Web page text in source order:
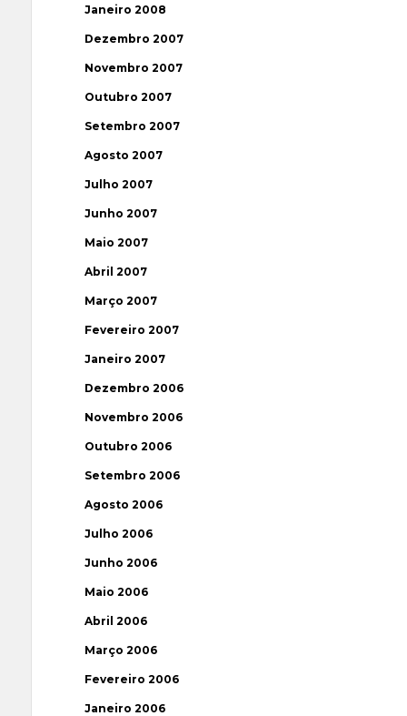
Janeiro 2008
Dezembro 2007
Novembro 2007
Outubro 2007
Setembro 2007
Agosto 2007
Julho 2007
Junho 2007
Maio 2007
Abril 2007
Março 2007
Fevereiro 2007
Janeiro 2007
Dezembro 2006
Novembro 2006
Outubro 2006
Setembro 2006
Agosto 2006
Julho 2006
Junho 2006
Maio 2006
Abril 2006
Março 2006
Fevereiro 2006
Janeiro 2006